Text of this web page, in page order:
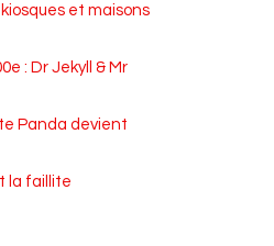
et maisons
: Dr Jekyll & Mr
Panda devient
la faillite